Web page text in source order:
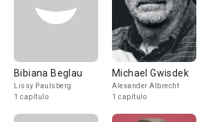
Bibiana Beglau
Lissy Paulsberg
1 capítulo
Michael Gwisdek
Alexander Albrecht
1 capítulo